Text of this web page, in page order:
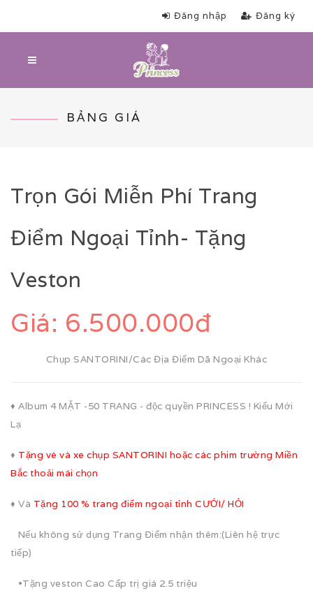
Đăng nhập Đăng ký
BẢNG GIÁ
Trọn Gói Miễn Phí Trang
Điểm Ngoại Tỉnh- Tặng
Veston
Giá: 6.500.000đ
Chụp SANTORINI/Các Địa Điểm Dã Ngoại Khác
♦ Album 4 MẶT -50 TRANG - độc quyền PRINCESS ! Kiểu Mới
Lạ
♦ Tặng vé và xe chụp SANTORINI hoặc các phim trường Miền
Bắc thoải mái chọn
♦ Và Tặng 100 % trang điểm ngoại tỉnh CƯỚI/ HỎI
Nếu không sử dụng Trang Điểm nhận thêm:(Liên hệ trực
tiếp)
•Tặng veston Cao Cấp trị giá 2.5 triệu